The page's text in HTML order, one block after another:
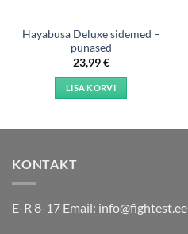
Hayabusa Deluxe sidemed –
punased
23,99€
LISA KORVI
KONTAKT
E-R 8-17 Email: info@fightest.ee